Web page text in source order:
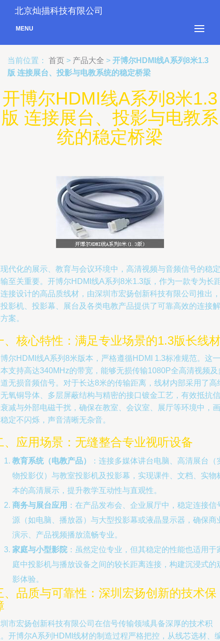
北京灿描科技有限公司
MENU
当前位置： 首页 > 产品大全 > 开博尔HDMI线A系列8米1.3
版 连接展台、投影与电教系统的稳定桥梁
开博尔HDMI线A系列8米1.3
版 连接展台、投影与电教系
统的稳定桥梁
代化的展示、教育与会议环境中，高清视频与音频信号的稳定
至关重要。开博尔HDMI线A系列8米1.3版，作为一款专为长
接设计的高品质线材，由深圳市宏扬创新科技有限公司推出，
影机、投影幕、展台及各类电教产品提供了可靠高效的连接解
案。
、核心特性：满足专业场景的1.3版长线
尔HDMI线A系列8米版本，严格遵循HDMI 1.3标准规范。这一
支持高达340MHz的带宽，能够无损传输1080P全高清视频及
无损音频信号。对于长达8米的传输距离，线材内部采用了高
氧铜导体、多层屏蔽结构与精密的接口镀金工艺，有效抵抗信
减与外部电磁干扰，确保在教室、会议室、展厅等环境中，画
定不闪烁，声音清晰无杂音。
、应用场景：无缝整合专业视听设备
教育系统（电教产品）
：连接多媒体讲台电脑、高清展台（
物投影仪）与教室投影机及投影幕，实现课件、文档、实物
本的高清展示，提升教学互动性与直观性。
商务与展台应用 ：在产品发布会、企业展厅中，稳定连接信
源（如电脑、播放器）与大型投影幕或液晶显示器，确保商
演示、产品视频播放流畅专业。
家庭与小型影院 ：虽然定位专业，但其稳定的性能也适用于
庭中投影机与播放设备之间的较长距离连接，构建沉浸式的
影体验。
、品质与可靠性：深圳宏扬创新的技术保
市宏扬创新科技有限公司在信号传输领域具备深厚的技术积
开博尔A系列HDMI线材的制造过程严格把控，从线芯选材、